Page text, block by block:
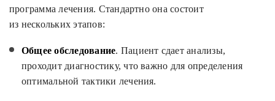
программа лечения. Стандартно она состоит
из нескольких этапов:
Общее обследование. Пациент сдает анализы,
проходит диагностику, что важно для определения
оптимальной тактики лечения.